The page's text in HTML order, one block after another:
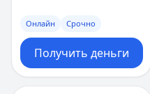
Онлайн Срочно
Получить деньги